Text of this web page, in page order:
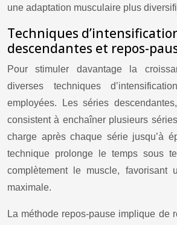
une adaptation musculaire plus
Techniques
descendantes et repos-
Pour stimuler davantage la
diverses techniques
employées. Les séries
consistent à enchaîner plusieurs
charge après chaque série jusqu’à
technique prolonge le temps sous
complètement le muscle, favorisant
maximale.
La méthode repos-pause implique de